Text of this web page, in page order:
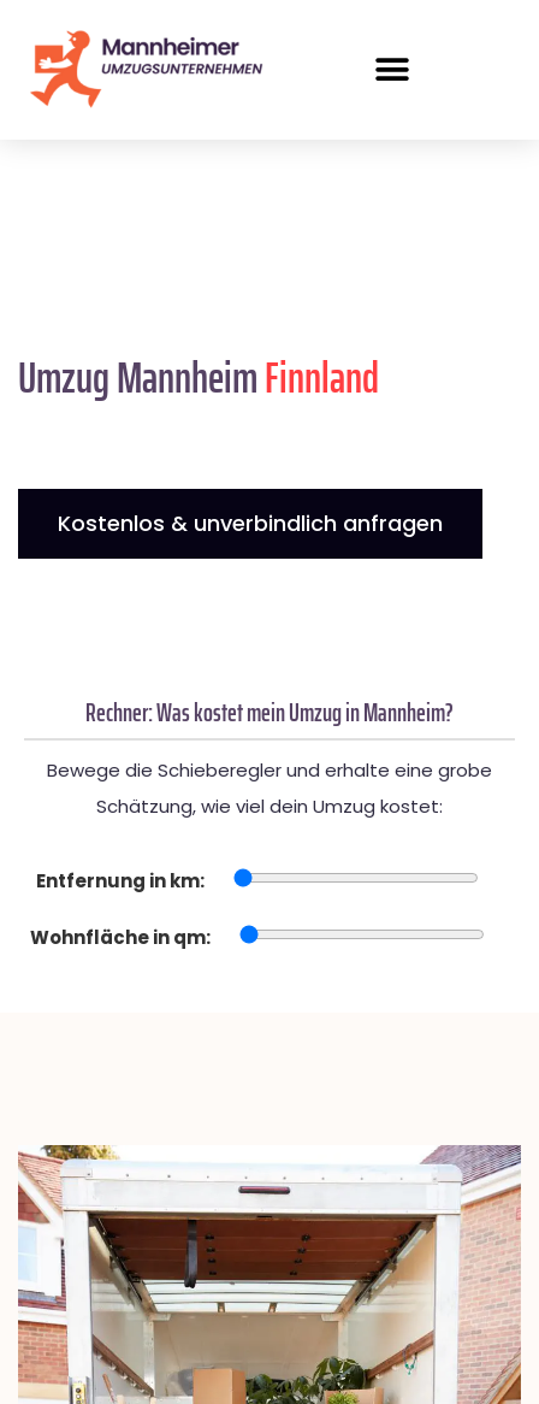
Umzug MannheimFinnland
Kostenlos & unverbindlich anfragen
Rechner: Was kostet mein Umzug in Mannheim?
Bewege die Schieberegler und erhalte eine grobe
Schätzung, wie viel dein Umzug kostet:
Entfernung in km:
Wohnfläche in qm: